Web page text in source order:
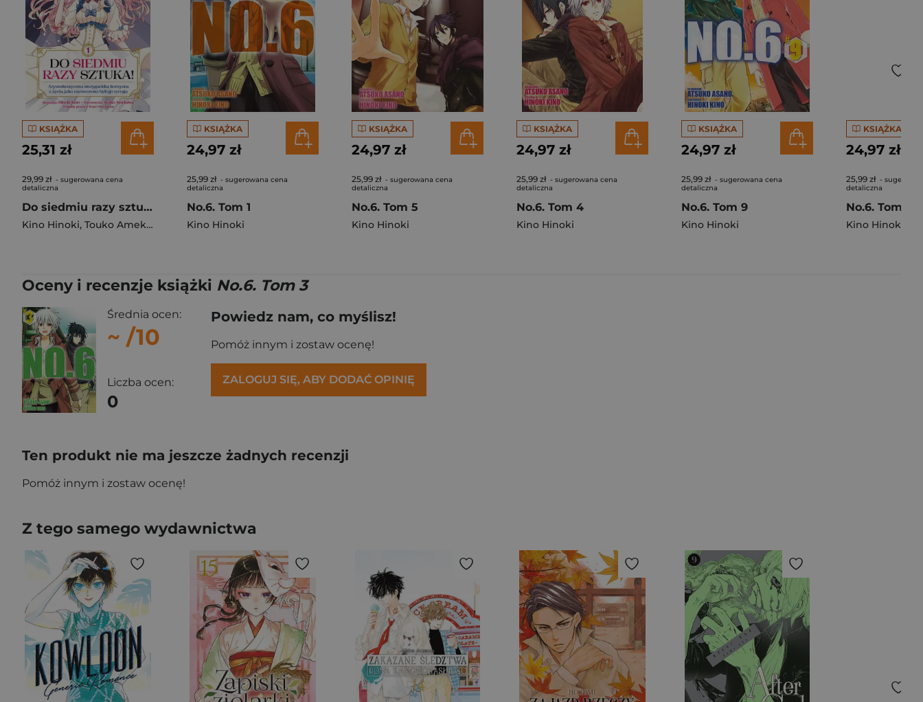
KSIĄŻKA
25,31 zł
29,99 zł - sugerowana cena
detaliczna
Do siedmiu razy sztuka! Tom 1
Kino Hinoki, Touko Amekawa
KSIĄŻKA
24,97 zł
25,99 zł - sugerowana cena
detaliczna
No.6. Tom 1
Kino Hinoki
KSIĄŻKA
24,97 zł
25,99 zł - sugerowana cena
detaliczna
No.6. Tom 5
Kino Hinoki
KSIĄŻKA
24,97 zł
25,99 zł - sugerowana cena
detaliczna
No.6. Tom 4
Kino Hinoki
KSIĄŻKA
24,97 zł
25,99 zł - sugerowana cena
detaliczna
No.6. Tom 9
Kino Hinoki
KSIĄŻKA
24,97 zł
25,99 zł -
detaliczna
No.6. Tom 8
Kino Hinoki
Oceny i recenzje książki No.6. Tom 3
Średnia ocen:
~ /10
Liczba ocen:
0
Powiedz nam, co myślisz!
Pomóż innym i zostaw ocenę!
ZALOGUJ SIĘ, ABY DODAĆ OPINIĘ
Ten produkt nie ma jeszcze żadnych recenzji
Pomóż innym i zostaw ocenę!
Z tego samego wydawnictwa